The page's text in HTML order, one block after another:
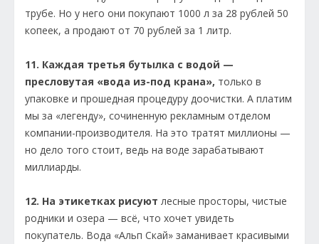
трубе. Но у него они покупают 1000 л за 28 рублей 50
копеек, а продают от 70 рублей за 1 литр.
11. Каждая третья бутылка с водой —
пресловутая «вода из-под крана», только в
упаковке и прошедная процедуру доочистки. А платим
мы за «легенду», сочиненную рекламным отделом
компании-производителя. На это тратят миллионы —
но дело того стоит, ведь на воде зарабатывают
миллиарды.
12. На этикетках рисуют лесные просторы, чистые
родники и озера — всё, что хочет увидеть
покупатель. Вода «Альп Скай» заманивает красивыми